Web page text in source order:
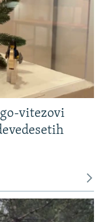
vitezovi